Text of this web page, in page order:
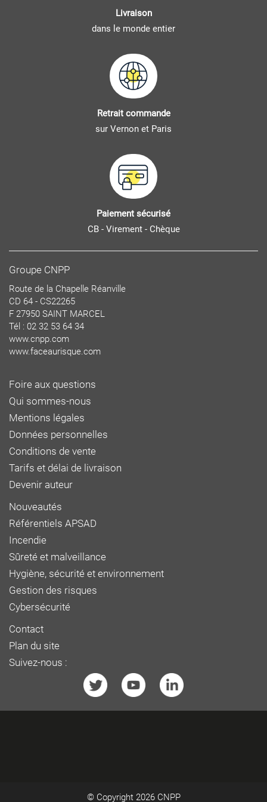
Livraison
dans le monde entier
Retrait commande
sur Vernon et Paris
Paiement sécurisé
CB - Virement - Chèque
Groupe CNPP
Route de la Chapelle Réanville
CD 64 - CS22265
F 27950 SAINT MARCEL
Tél : 02 32 53 64 34
www.cnpp.com
www.faceaurisque.com
Foire aux questions
Qui sommes-nous
Mentions légales
Données personnelles
Conditions de vente
Tarifs et délai de livraison
Devenir auteur
Nouveautés
Référentiels APSAD
Incendie
Sûreté et malveillance
Hygiène, sécurité et environnement
Gestion des risques
Cybersécurité
Contact
Plan du site
Suivez-nous :
© Copyright 2026 CNPP